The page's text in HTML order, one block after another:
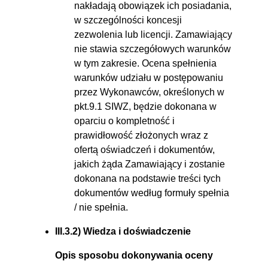
nakładają obowiązek ich posiadania,
w szczególności koncesji
zezwolenia lub licencji. Zamawiający
nie stawia szczegółowych warunków
w tym zakresie. Ocena spełnienia
warunków udziału w postępowaniu
przez Wykonawców, określonych w
pkt.9.1 SIWZ, będzie dokonana w
oparciu o kompletność i
prawidłowość złożonych wraz z
ofertą oświadczeń i dokumentów,
jakich żąda Zamawiający i zostanie
dokonana na podstawie treści tych
dokumentów według formuły spełnia
/ nie spełnia.
III.3.2) Wiedza i doświadczenie
Opis sposobu dokonywania oceny